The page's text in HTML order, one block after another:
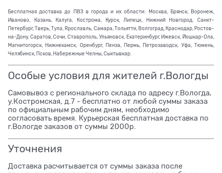
Бесплатная доставка до ПВЗ в города и их области: Москва, Брянск, Воронеж,
Иваново, Казань, Калуга, Кострома, Курск, Липецк, Нижний Новгород, Санкт-
Петербург, Тверь, Тула, Ярославль, Самара, Тольятти, Волгоград, Краснодар, Ростов-
на-Дону, Саратов, Сочи, Ставрополь, Ульяновск, Екатеринбург, Ижевск, Йошкар-Ола,
Магнитогорск, Нижнекамск, Оренбург, Пенза, Пермь, Петрозаводск, Уфа, Тюмень,
Челябинск, Псков, Набережные Челны, Сыктывкар.
Особые условия для жителей г.Вологды
Самовывоз с регионального склада по адресу г.Вологда,
у.Костромская, д.7 - бесплатно от любой суммы заказа
по официальным рабочим дням, необходимо
согласовать время. Курьерская бесплатная доставка по
г.Вологде заказов от суммы 2000р.
Уточнения
Доставка расчитывается от суммы заказа после